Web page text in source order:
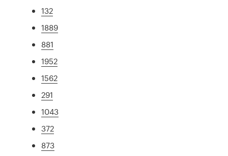
132
1889
881
1952
1562
291
1043
372
873